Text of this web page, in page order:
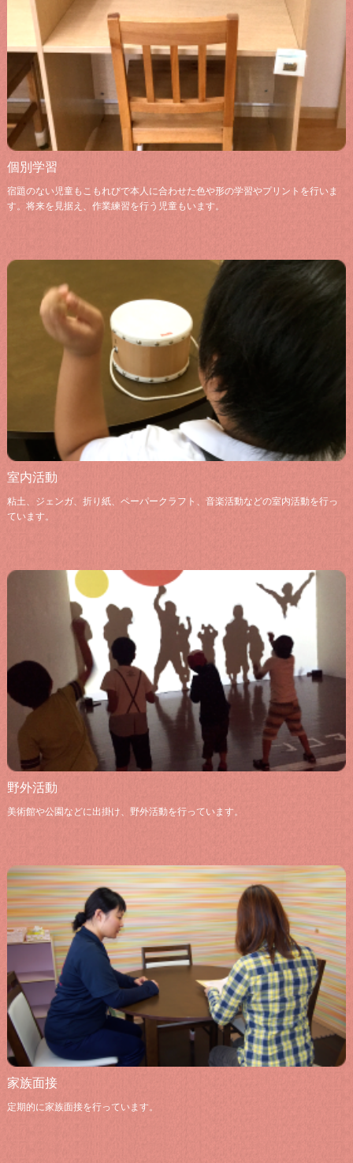
個別学習
宿題のない児童もこもれびで本人に合わせた色や形の学習やプリントを行いま
す。将来を見据え、作業練習を行う児童もいます。
室内活動
粘土、ジェンガ、折り紙、ペーパークラフト、音楽活動などの室内活動を行っ
ています。
野外活動
美術館や公園などに出掛け、野外活動を行っています。
家族面接
定期的に家族面接を行っています。